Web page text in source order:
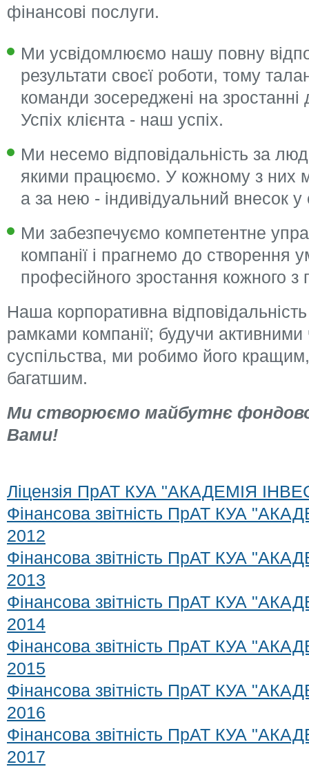
фінансові послуги.
Ми усвідомлюємо нашу повну
результати своєї роботи, тому
команди зосереджені на зростанні
Успіх клієнта - наш успіх.
Ми несемо відповідальність за
якими працюємо. У кожному з них
а за нею - індивідуальний внесок у
Ми забезпечуємо компетентне
компанії і прагнемо до створення
професійного зростання кожного з
Наша корпоративна
рамками компанії; будучи
суспільства, ми робимо його
багатшим.
Ми створюємо майбутнє
Вами!
Ліцензія ПрАТ КУА "АКАДЕМІЯ
Фінансова звітність ПрАТ КУА
2012
Фінансова звітність ПрАТ КУА
2013
Фінансова звітність ПрАТ КУА
2014
Фінансова звітність ПрАТ КУА
2015
Фінансова звітність ПрАТ КУА
2016
Фінансова звітність ПрАТ КУА
2017